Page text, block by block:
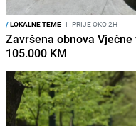
/LOKALNE TEME I PRIJE OKO 2H
Završena obnova
105.000 KM